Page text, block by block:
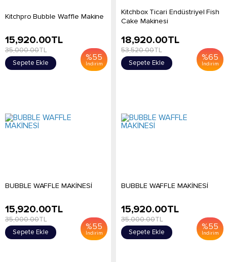
Kitchpro Bubble Waffle Makine
%55
İndirim
15,920.00TL
35,000.00TL
Sepete Ekle
Kitchbox Ticari Endüstriyel Fish
Cake Makinesi
%65
İndirim
18,920.00TL
53,520.00TL
Sepete Ekle
BUBBLE WAFFLE MAKİNESİ
%55
İndirim
15,920.00TL
35,000.00TL
Sepete Ekle
BUBBLE WAFFLE MAKİNESİ
%55
İndirim
15,920.00TL
35,000.00TL
Sepete Ekle